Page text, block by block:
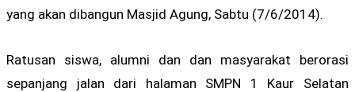
yang akan dibangun Masjid Agung, Sabtu (7/6/2014).
Ratusan siswa, alumni dan dan masyarakat berorasi
sepanjang jalan dari halaman SMPN 1 Kaur Selatan